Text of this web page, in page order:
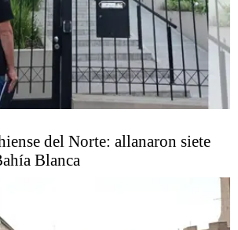
del Norte: allanaron siete
Blanca